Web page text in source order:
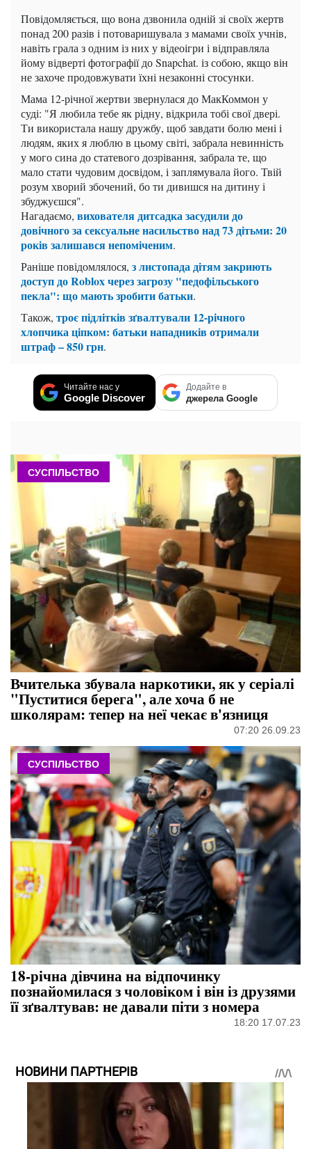
Повідомляється, що вона дзвонила одній зі своїх жертв
понад 200 разів і потоваришувала з мамами своїх учнів,
навіть грала з одним із них у відеоігри і відправляла
йому відверті фотографії до Snapchat. із собою, якщо він
не захоче продовжувати їхні незаконні стосунки.
Мама 12-річної жертви звернулася до МакКоммон у
суді: "Я любила тебе як рідну, відкрила тобі свої двері.
Ти використала нашу дружбу, щоб завдати болю мені і
людям, яких я люблю в цьому світі, забрала невинність
у мого сина до статевого дозрівання, забрала те, що
мало стати чудовим досвідом, і заплямувала його. Твій
розум хворий збочений, бо ти дивишся на дитину і
збуджуєшся".
Нагадаємо, вихователя дитсадка засудили до
довічного за сексуальне насильство над 73 дітьми: 20
років залишався непоміченим.
Раніше повідомлялося, з листопада дітям закриють
доступ до Roblox через загрозу "педофільського
пекла": що мають зробити батьки.
Також, троє підлітків зґвалтували 12-річного
хлопчика ціпком: батьки нападників отримали
штраф – 850 грн.
Читайте нас у
Google Discover
Додайте в
джерела Google
СУСПІЛЬСТВО
Вчителька збувала наркотики, як у серіалі
"Пуститися берега", але хоча б не
школярам: тепер на неї чекає в'язниця
07:20 26.09.23
СУСПІЛЬСТВО
18-річна дівчина на відпочинку
познайомилася з чоловіком і він із друзями
її зґвалтував: не давали піти з номера
18:20 17.07.23
НОВИНИ ПАРТНЕРІВ